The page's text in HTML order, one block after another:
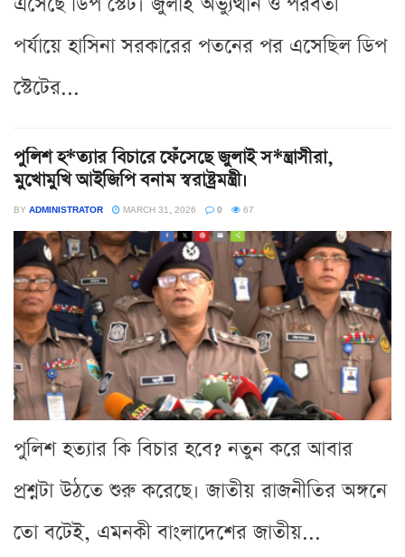
পর্যায়ে হাসিনা সরকারের পতনের পর এসেছিল ডিপ
স্টেটের...
পুলিশ হ*ত্যার বিচারে ফেঁসেছে জুলাই স*ন্ত্রাসীরা,
মুখোমুখি আইজিপি বনাম স্বরাষ্ট্রমন্ত্রী।
BY ADMINISTRATOR MARCH 31, 2026 0 67
পুলিশ হত্যার কি বিচার হবে? নতুন করে আবার
প্রশ্নটা উঠতে শুরু করেছে। জাতীয় রাজনীতির অঙ্গনে
তো বটেই, এমনকী বাংলাদেশের জাতীয়...